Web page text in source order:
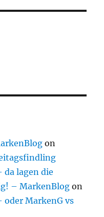
on
da lagen die
– MarkenBlog on
oder MarkenG vs